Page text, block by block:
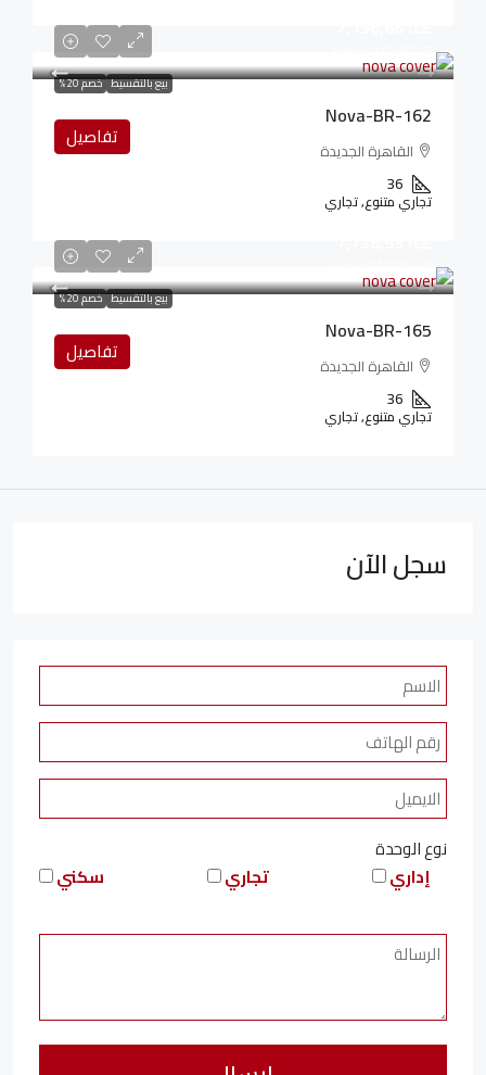
بيع بالتقسيط خصم 20%
Nova-BR-162
القاهرة الجديدة
36
تجاري متنوع, تجاري
تفاصيل
بيع بالتقسيط خصم 20%
Nova-BR-165
القاهرة الجديدة
36
تجاري متنوع, تجاري
تفاصيل
سجل الآن
نوع الوحدة
سكني
تجاري إداري